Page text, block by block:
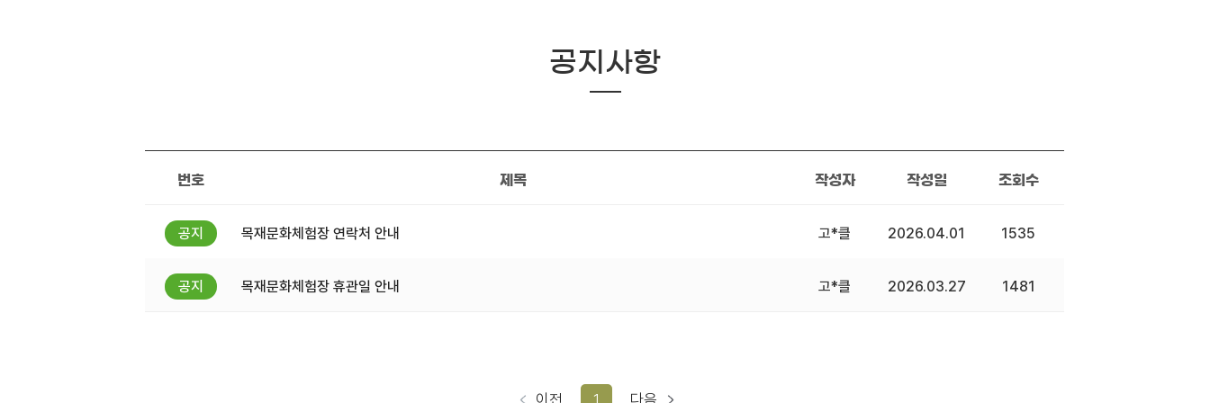
공지사항
번호 제목 작성자 작성일 조회수
목재문화체험장 연락처 안내 고*클 2026.04.01 1535
목재문화체험장 휴관일 안내 고*클 2026.03.27 1481
이전 1 다음